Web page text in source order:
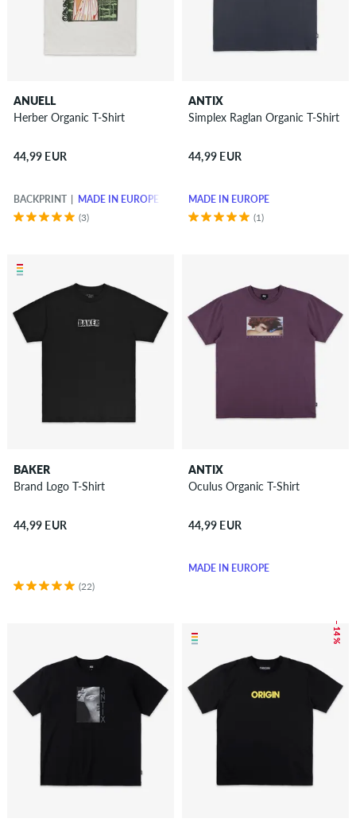
ANUELL
Herber Organic T-Shirt
44,99 EUR
BACKPRINT
MADE IN EUROPE
(3)
ANTIX
Simplex Raglan Organic T-Shirt
44,99 EUR
MADE IN EUROPE
(1)
BAKER
Brand Logo T-Shirt
44,99 EUR
(22)
ANTIX
Oculus Organic T-Shirt
44,99 EUR
MADE IN EUROPE
– 14 %